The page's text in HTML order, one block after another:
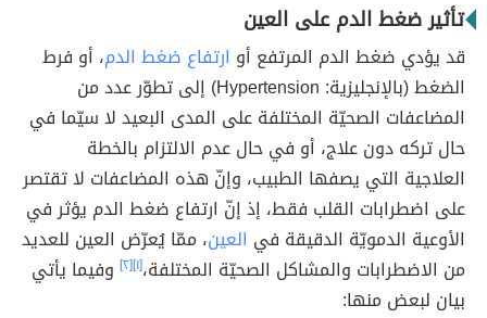
تأثير ضغط الدم على العين
قد يؤدي ضغط الدم المرتفع أو ارتفاع ضغط الدم، أو فرط
الضغط (بالإنجليزية: Hypertension) إلى تطوّر عدد من
المضاعفات الصحيّة المختلفة على المدى البعيد لا سيّما في
حال تركه دون علاج، أو في حال عدم الالتزام بالخطة
العلاجية التي يصفها الطبيب، وإنّ هذه المضاعفات لا تقتصر
على اضطرابات القلب فقط، إذ إنّ ارتفاع ضغط الدم يؤثر في
الأوعية الدمويّة الدقيقة في العين، ممّا يُعرّض العين للعديد
من الاضطرابات والمشاكل الصحيّة المختلفة،[١] [٢]
وفيما يأتي
بيان لبعض منها: